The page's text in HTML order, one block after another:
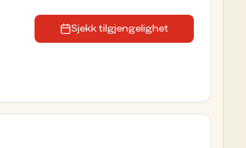
Sjekk tilgjengelighet